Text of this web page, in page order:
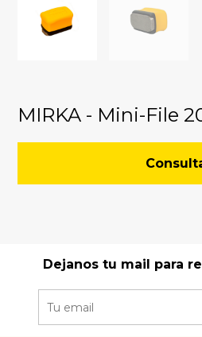
MIRKA - Mini-File
Dejanos tu mail para